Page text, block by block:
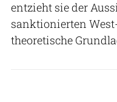
entzieht sie der
sanktionierten
theoretische